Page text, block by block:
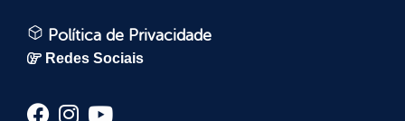
Política de Privacidade
Redes Sociais